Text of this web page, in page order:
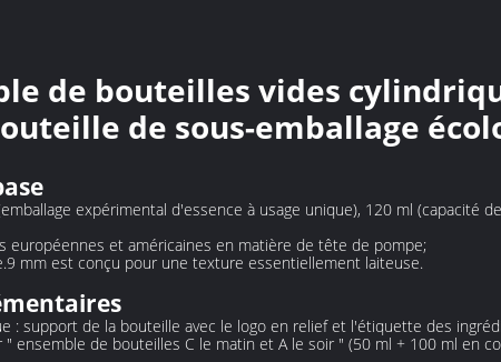
de bouteilles vides
de sous-emballage
expérimental d'essence à usage unique), 120 ml (capacité
européennes et américaines en matière de tête de pompe;
mm est conçu pour une texture essentiellement laiteuse.
: support de la bouteille avec le logo en relief et l'étiquette des
" ensemble de bouteilles C le matin et A le soir " (50 ml + 100 ml en